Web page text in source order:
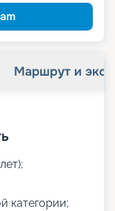
Маршрут и
категории;